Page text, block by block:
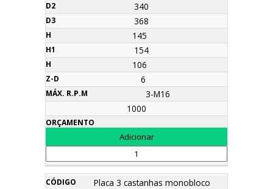
340
368
145
154
106
6
3-M16
1000
Placa 3 castanhas monobloco